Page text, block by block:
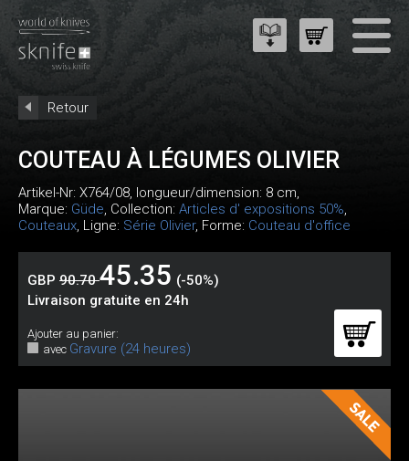
Retour
COUTEAU À LÉGUMES OLIVIER
Artikel-Nr: X764/08, longueur/dimension: 8 cm,
Marque: Güde, Collection: Articles d' expositions 50%,
Couteaux, Ligne: Série Olivier, Forme: Couteau d'office
GBP 90.7045.35 (-50%)
Livraison gratuite en 24h
Ajouter au panier:
avec Gravure (24 heures)